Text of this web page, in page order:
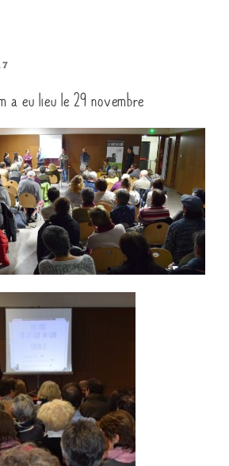
a eu lieu le 29 novembre